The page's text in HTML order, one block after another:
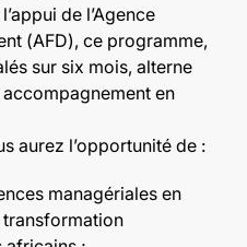
de l’Agence
(AFD), ce programme,
sur six mois, alterne
en
aurez l’opportunité de :
managériales en